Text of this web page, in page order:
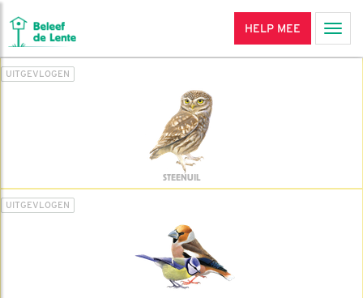
HELP MEE
UITGEVLOGEN
STEENUIL
UITGEVLOGEN